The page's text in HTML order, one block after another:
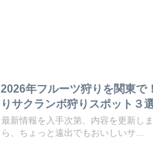
2026年フルーツ狩りを関東で
りサクランボ狩りスポット３
最新情報を入手次第、内容を更新し
ら、ちょっと遠出でもおいしいサ...